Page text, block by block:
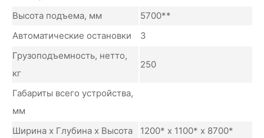
Высота подъема, мм
5700**
Автоматические остановки
3
Грузоподъемность, нетто,
кг
250
Габариты всего устройства,
мм
Ширина х Глубина х Высота
1200* х 1100* х 8700*